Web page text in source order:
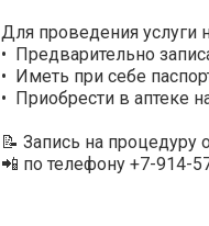
Для проведения услуги
• Предварительно
• Иметь при себе
• Приобрести в аптеке
📝 Запись на процедуру
📲 по телефону +7-914-